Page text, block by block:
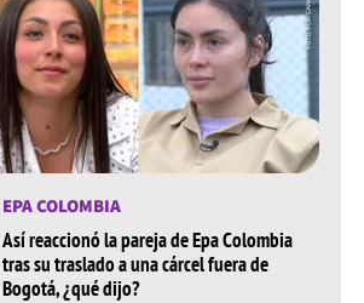
EPA COLOMBIA
Así reaccionó la pareja de Epa Colombia
tras su traslado a una cárcel fuera de
Bogotá, ¿qué dijo?